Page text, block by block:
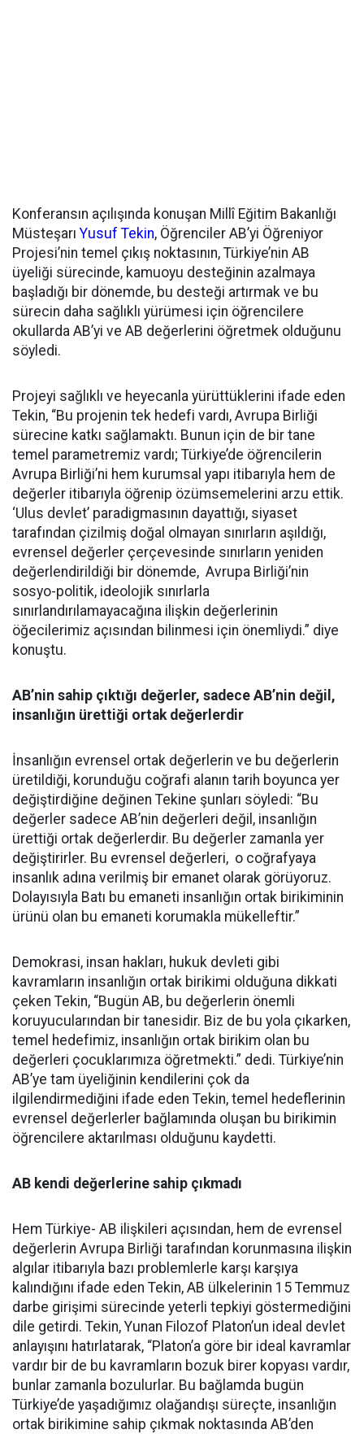
Konferansın açılışında konuşan Millî Eğitim Bakanlığı
MüsteşarıYusuf Tekin, Öğrenciler AB’yi Öğreniyor
Projesi’nin temel çıkış noktasının, Türkiye’nin AB
üyeliği sürecinde, kamuoyu desteğinin azalmaya
başladığı bir dönemde, bu desteği artırmak ve bu
sürecin daha sağlıklı yürümesi için öğrencilere
okullarda AB’yi ve AB değerlerini öğretmek olduğunu
söyledi.
Projeyi sağlıklı ve heyecanla yürüttüklerini ifade eden
Tekin, “Bu projenin tek hedefi vardı, Avrupa Birliği
sürecine katkı sağlamaktı. Bunun için de bir tane
temel parametremiz vardı; Türkiye’de öğrencilerin
Avrupa Birliği’ni hem kurumsal yapı itibarıyla hem de
değerler itibarıyla öğrenip özümsemelerini arzu ettik.
‘Ulus devlet’ paradigmasının dayattığı, siyaset
tarafından çizilmiş doğal olmayan sınırların aşıldığı,
evrensel değerler çerçevesinde sınırların yeniden
değerlendirildiği bir dönemde, Avrupa Birliği’nin
sosyo-politik, ideolojik sınırlarla
sınırlandırılamayacağına ilişkin değerlerinin
öğecilerimiz açısından bilinmesi için önemliydi.” diye
konuştu.
AB’nin sahip çıktığı değerler, sadece AB’nin değil,
insanlığın ürettiği ortak değerlerdir
İnsanlığın evrensel ortak değerlerin ve bu değerlerin
üretildiği, korunduğu coğrafi alanın tarih boyunca yer
değiştirdiğine değinen Tekine şunları söyledi: “Bu
değerler sadece AB’nin değerleri değil, insanlığın
ürettiği ortak değerlerdir. Bu değerler zamanla yer
değiştirirler. Bu evrensel değerleri, o coğrafyaya
insanlık adına verilmiş bir emanet olarak görüyoruz.
Dolayısıyla Batı bu emaneti insanlığın ortak birikiminin
ürünü olan bu emaneti korumakla mükelleftir.”
Demokrasi, insan hakları, hukuk devleti gibi
kavramların insanlığın ortak birikimi olduğuna dikkati
çeken Tekin, “Bugün AB, bu değerlerin önemli
koruyucularından bir tanesidir. Biz de bu yola çıkarken,
temel hedefimiz, insanlığın ortak birikim olan bu
değerleri çocuklarımıza öğretmekti.” dedi. Türkiye’nin
AB’ye tam üyeliğinin kendilerini çok da
ilgilendirmediğini ifade eden Tekin, temel hedeflerinin
evrensel değerlerler bağlamında oluşan bu birikimin
öğrencilere aktarılması olduğunu kaydetti.
AB kendi değerlerine sahip çıkmadı
Hem Türkiye- AB ilişkileri açısından, hem de evrensel
değerlerin Avrupa Birliği tarafından korunmasına ilişkin
algılar itibarıyla bazı problemlerle karşı karşıya
kalındığını ifade eden Tekin, AB ülkelerinin 15 Temmuz
darbe girişimi sürecinde yeterli tepkiyi göstermediğini
dile getirdi. Tekin, Yunan Filozof Platon’un ideal devlet
anlayışını hatırlatarak, “Platon’a göre bir ideal kavramlar
vardır bir de bu kavramların bozuk birer kopyası vardır,
bunlar zamanla bozulurlar. Bu bağlamda bugün
Türkiye’de yaşadığımız olağandışı süreçte, insanlığın
ortak birikimine sahip çıkmak noktasında AB’den